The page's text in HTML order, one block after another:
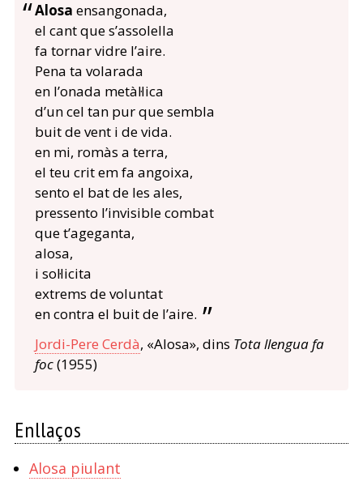
Alosa ensangonada,
el cant que s’assolella
fa tornar vidre l’aire.
Pena ta volarada
en l’onada metàl·lica
d’un cel tan pur que sembla
buit de vent i de vida.
en mi, romàs a terra,
el teu crit em fa angoixa,
sento el bat de les ales,
pressento l’invisible combat
que t’ageganta,
alosa,
i sol·licita
extrems de voluntat
en contra el buit de l’aire.
Jordi-Pere Cerdà, «Alosa», dins Tota llengua fa
foc(1955)
Enllaços
Alosa piulant